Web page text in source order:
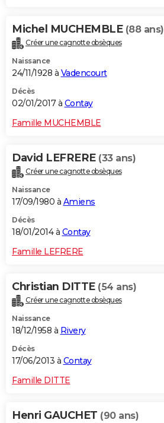
Michel MUCHEMBLE (88 ans)
Créer une cagnotte obsèques
Naissance
24/11/1928 à Vadencourt
Décès
02/01/2017 à Contay
Famille MUCHEMBLE
David LEFRERE (33 ans)
Créer une cagnotte obsèques
Naissance
17/09/1980 à Amiens
Décès
18/01/2014 à Contay
Famille LEFRERE
Christian DITTE (54 ans)
Créer une cagnotte obsèques
Naissance
18/12/1958 à Rivery
Décès
17/06/2013 à Contay
Famille DITTE
Henri GAUCHET (90 ans)